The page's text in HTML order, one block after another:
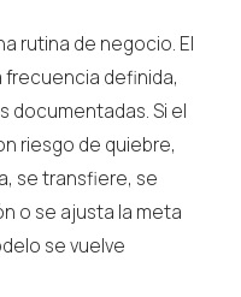
rutina de negocio. El
definida,
documentadas. Si el
riesgo de quiebre,
se transfiere, se
o se ajusta la meta
se vuelve